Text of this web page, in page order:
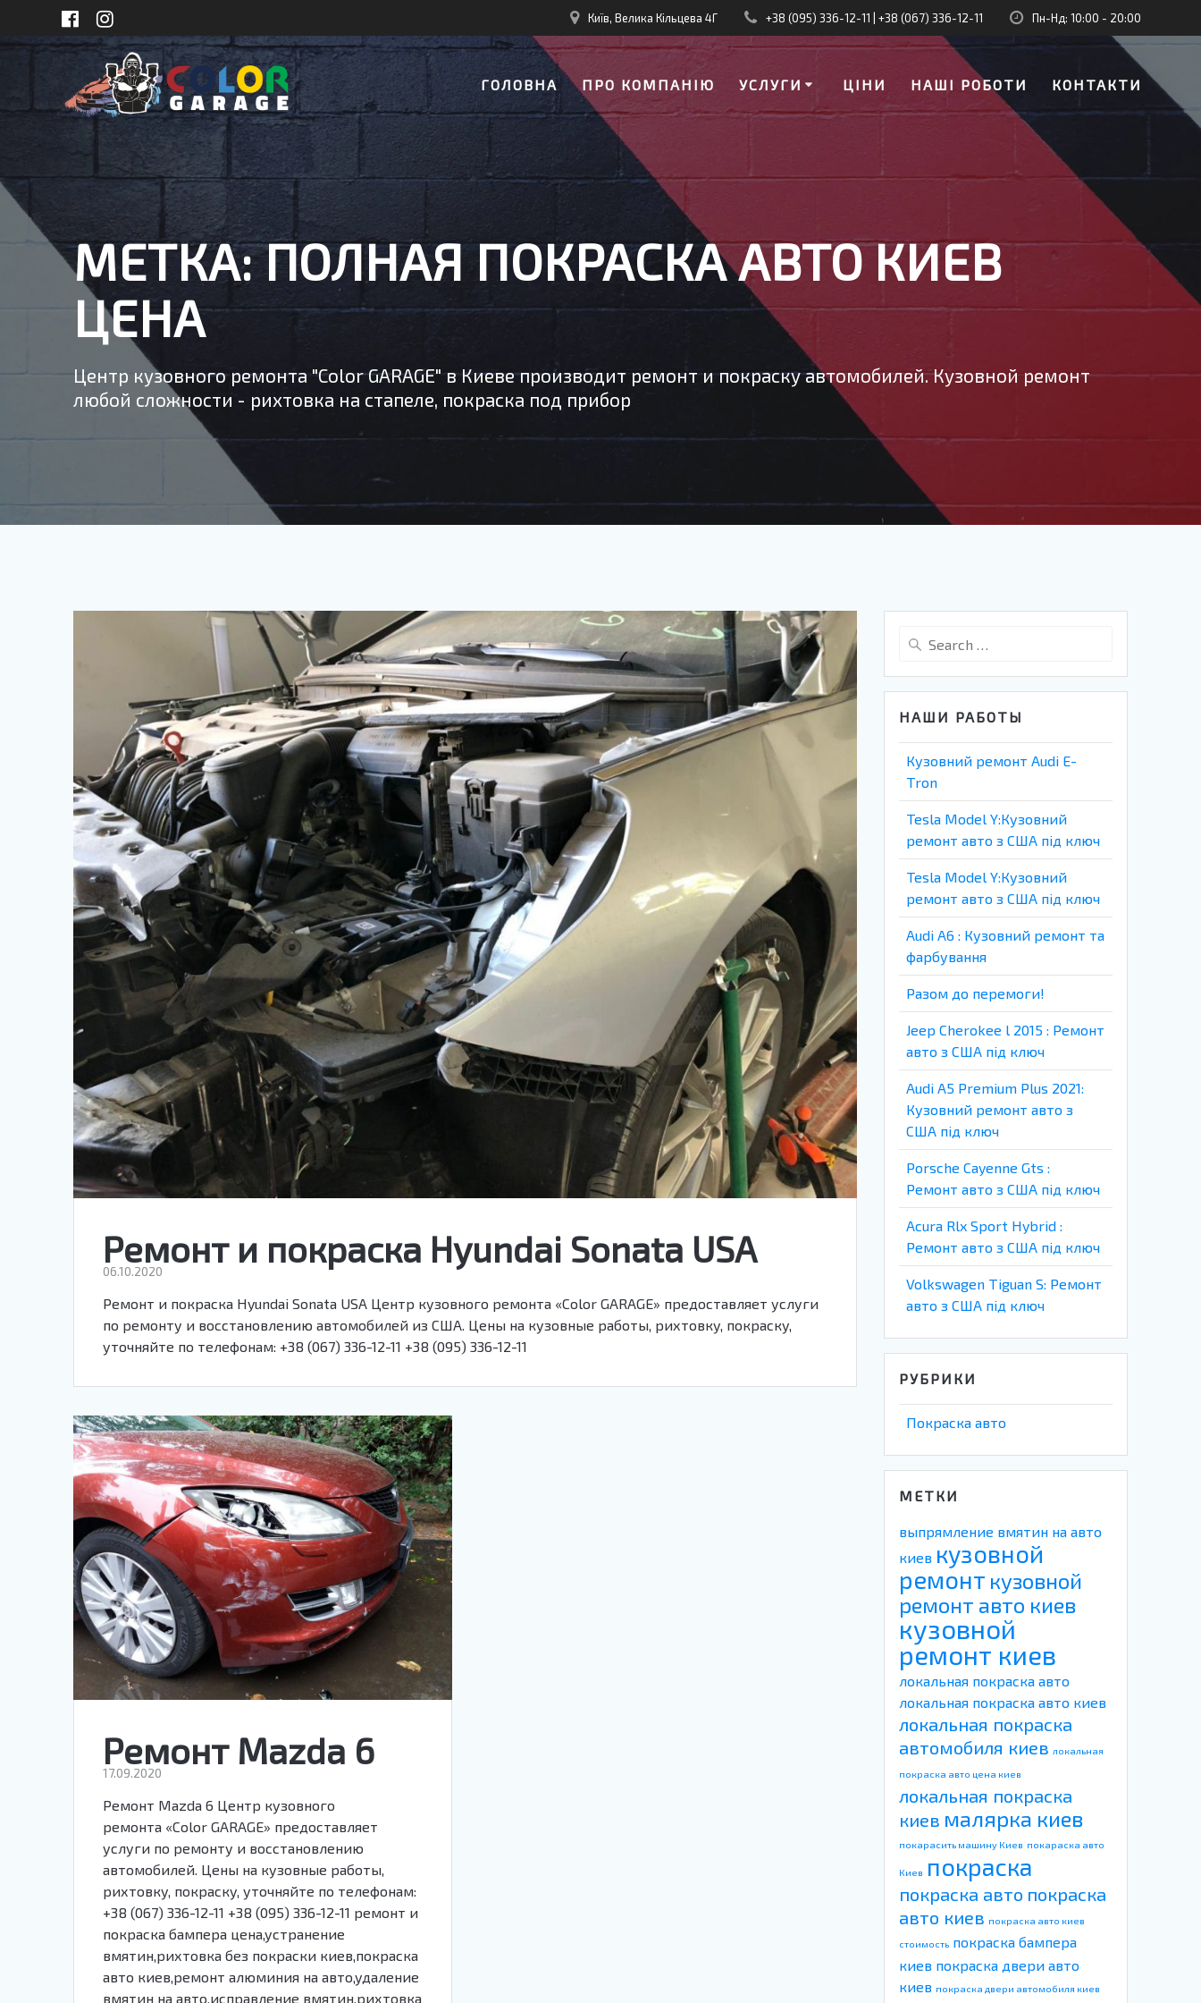
content
Київ, Велика Кільцева 4Г +38 (095) 336-12-11 +38 (067) 336-12-11 Пн-Нд: 10:00 - 20:00
ГОЛОВНА ПРО КОМПАНІЮ УСЛУГИ ЦІНИ НАШІ РОБОТИ КОНТАКТИ
МЕТКА:ПОЛНАЯ ПОКРАСКА АВТО КИЕВ
ЦЕНА
Центр кузовного ремонта "Color GARAGE" в Киеве производит ремонт и покраску автомобилей. Кузовной ремонт
любой сложности - рихтовка на стапеле, покраска под прибор
Ремонт и покраска Hyundai Sonata USA
06.10.2020
Ремонт и покраска Hyundai Sonata USA Центр кузовного ремонта «Color GARAGE» предоставляет услуги
по ремонту и восстановлению автомобилей из США. Цены на кузовные работы, рихтовку, покраску,
уточняйте по телефонам: +38 (067) 336-12-11 +38 (095) 336-12-11
Ремонт Mazda 6
17.09.2020
Ремонт Mazda 6 Центр кузовного
ремонта «Color GARAGE» предоставляет
услуги по ремонту и восстановлению
автомобилей. Цены на кузовные работы,
рихтовку, покраску, уточняйте по телефонам:
+38 (067) 336-12-11 +38 (095) 336-12-11 ремонт и
покраска бампера цена,устранение
вмятин,рихтовка без покраски киев,покраска
авто киев,ремонт алюминия на авто,удаление
вмятин на авто,исправление вмятин,рихтовка
Search
НАШИ РАБОТЫ
Кузовний ремонт Audi E-
Tron
Tesla Model Y:Кузовний
ремонт авто з США під ключ
Tesla Model Y:Кузовний
ремонт авто з США під ключ
Audi A6 : Кузовний ремонт та
фарбування
Разом до перемоги!
Jeep Cherokee l 2015 : Ремонт
авто з США під ключ
Audi A5 Premium Plus 2021:
Кузовний ремонт авто з
США під ключ
Porsche Cayenne Gts :
Ремонт авто з США під ключ
Acura Rlx Sport Hybrid :
Ремонт авто з США під ключ
Volkswagen Tiguan S: Ремонт
авто з США під ключ
РУБРИКИ
Покраска авто
МЕТКИ
выпрямление вмятин на авто
киев кузовной
ремонт кузовной
ремонт авто киев
кузовной
ремонт киев
локальная покраска авто
локальная покраска авто киев
локальная покраска
автомобиля киев локальная
покраска авто цена киев
локальная покраска
киев малярка киев
покарасить машину Киев покараска авто
Киев покраска
покраска авто покраска
авто киев покраска авто киев
стоимость покраска бампера
киев покраска двери авто
киев покраска двери автомобиля киев